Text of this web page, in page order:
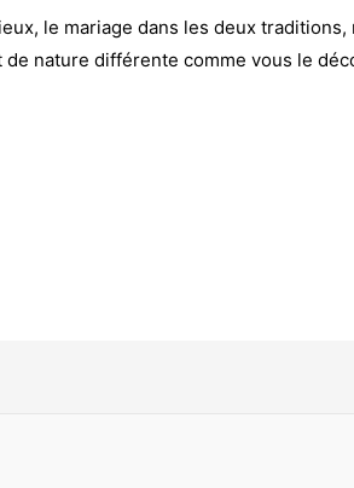
le mariage dans les deux traditions,
nature différente comme vous le